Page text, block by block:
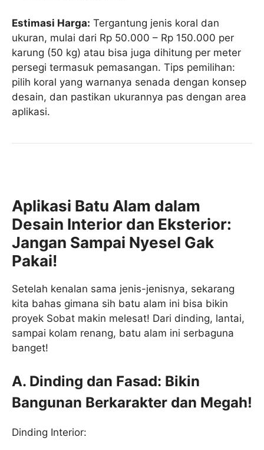
Estimasi Harga: Tergantung jenis koral dan
ukuran, mulai dari Rp 50.000 – Rp 150.000 per
karung (50 kg) atau bisa juga dihitung per meter
persegi termasuk pemasangan. Tips pemilihan:
pilih koral yang warnanya senada dengan konsep
desain, dan pastikan ukurannya pas dengan area
aplikasi.
Aplikasi Batu Alam dalam
Desain Interior dan Eksterior:
Jangan Sampai Nyesel Gak
Pakai!
Setelah kenalan sama jenis-jenisnya, sekarang
kita bahas gimana sih batu alam ini bisa bikin
proyek Sobat makin melesat! Dari dinding, lantai,
sampai kolam renang, batu alam ini serbaguna
banget!
A. Dinding dan Fasad: Bikin
Bangunan Berkarakter dan Megah!
Dinding Interior: